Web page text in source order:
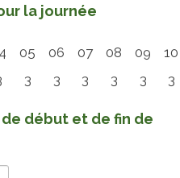
la journée
05 06 07 08 09
10
3 3 3 3 3 3
début et de fin de